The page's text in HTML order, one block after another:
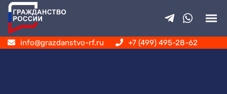
info@grazdanstvo-rf.ru +7 (499) 495-28-62